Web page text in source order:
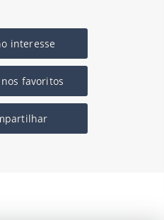
interesse
favoritos